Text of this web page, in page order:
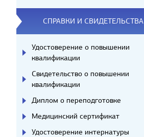
СПРАВКИ И СВИДЕТЕЛЬСТВА
Удостоверение о повышении
квалификации
Свидетельство о повышении
квалификации
Диплом о переподготовке
Медицинский сертификат
Удостоверение интернатуры